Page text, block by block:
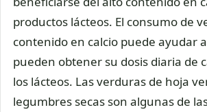
productos lácteos. El consumo de
contenido en calcio puede ayudar
pueden obtener su dosis diaria de
los lácteos. Las verduras de hoja
legumbres secas son algunas de